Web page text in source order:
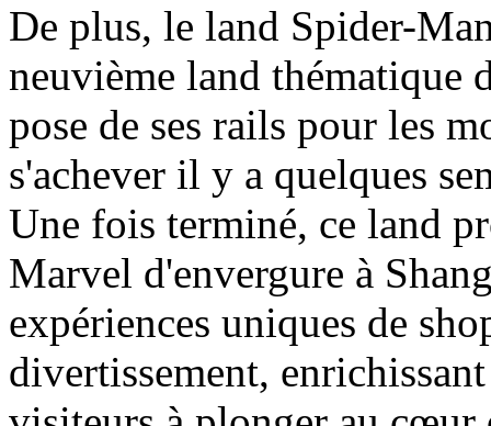
De plus, le land Spider-
neuvième land thématique
pose de ses rails pour les
s'achever il y a quelques
Une fois terminé, ce land
Marvel d'envergure à
expériences uniques de
divertissement,